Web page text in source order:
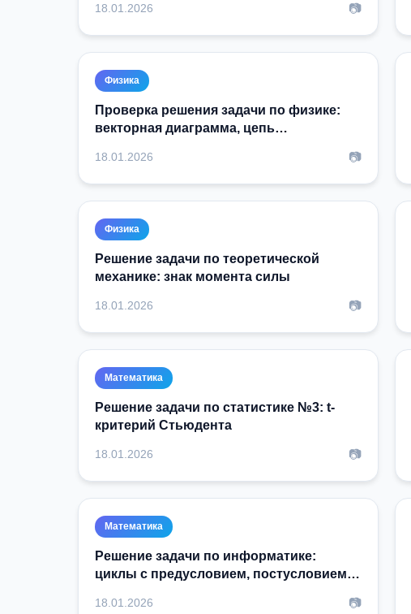
18.01.2026 📷
Физика
Проверка решения задачи по физике:
векторная диаграмма, цепь
18.01.2026 📷
Физика
Решение задачи по теоретической
механике: знак момента силы
18.01.2026 📷
Математика
Решение задачи по статистике №3: t-
критерий Стьюдента
18.01.2026 📷
Математика
Решение задачи по информатике:
циклы с предусловием, постусловием,
18.01.2026 📷